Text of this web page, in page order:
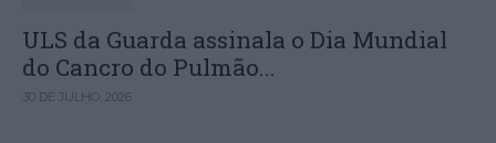
ULS da Guarda assinala o Dia Mundial
do Cancro do Pulmão...
30 DE JULHO, 2026